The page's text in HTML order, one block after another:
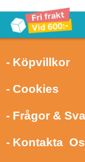
- Köpvillkor
- Cookies
- Frågor &
- Kontakta